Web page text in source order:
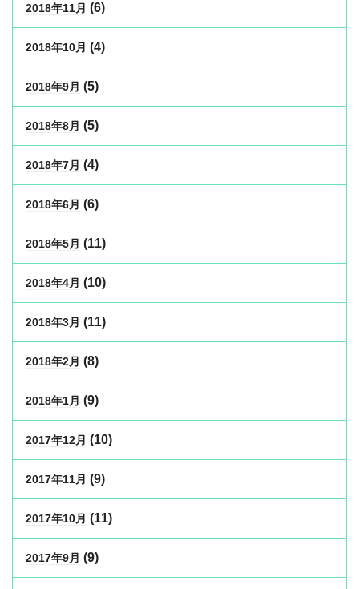
2018年11月 (6)
2018年10月 (4)
2018年9月 (5)
2018年8月 (5)
2018年7月 (4)
2018年6月 (6)
2018年5月 (11)
2018年4月 (10)
2018年3月 (11)
2018年2月 (8)
2018年1月 (9)
2017年12月 (10)
2017年11月 (9)
2017年10月 (11)
2017年9月 (9)